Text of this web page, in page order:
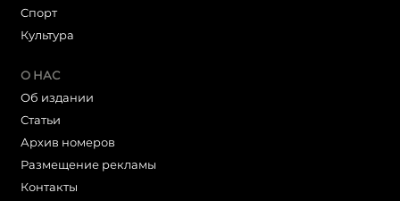
Cпорт
Культура
О НАС
Об издании
Статьи
Архив номеров
Размещение рекламы
Контакты